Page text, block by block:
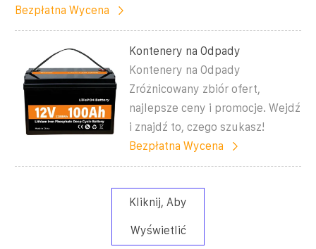
Bezpłatna Wycena
Kontenery na Odpady
Kontenery na Odpady
Zróżnicowany zbiór ofert,
najlepsze ceny i promocje. Wejdź
i znajdź to, czego szukasz!
Bezpłatna Wycena
Kliknij, Aby
Wyświetlić